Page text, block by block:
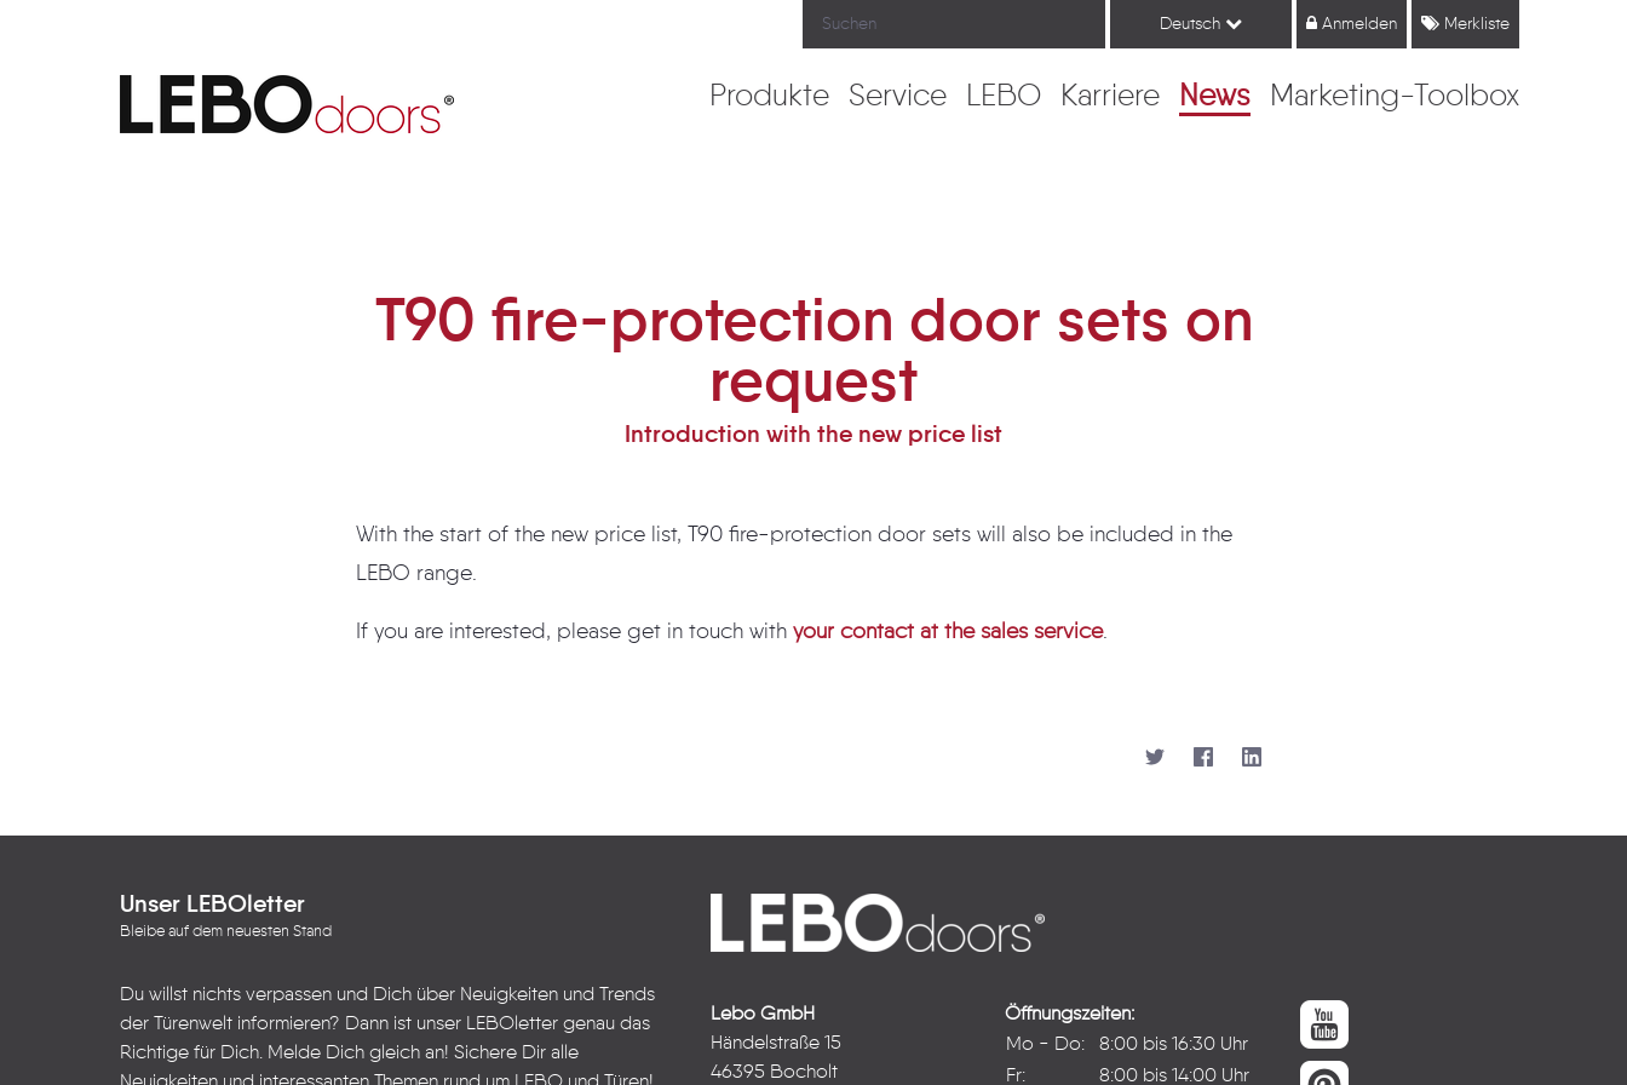
Deutsch Anmelden Merkliste
Produkte Service LEBO Karriere News Marketing-Toolbox
T90 fire-protection door sets on
request
Introduction with the new price list
With the start of the new price list, T90 fire-protection door sets will also be included in the
LEBO range.
If you are interested, please get in touch with your contact at the sales service.
Unser LEBOletter
Bleibe auf dem neuesten Stand
Du willst nichts verpassen und Dich über Neuigkeiten und Trends
der Türenwelt informieren? Dann ist unser LEBOletter genau das
Richtige für Dich. Melde Dich gleich an! Sichere Dir alle
Lebo GmbH
Händelstraße 15
46395 Bocholt
Öffnungszeiten:
Mo - Do:
8:00 bis 16:30 Uhr
Fr:
8:00 bis 14:00 Uhr